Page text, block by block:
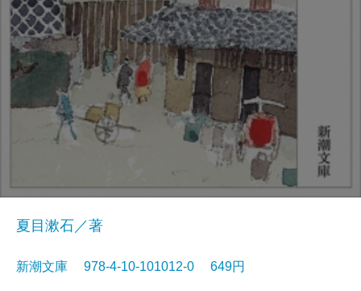
夏目漱石／著
新潮文庫 978-4-10-101012-0 649円